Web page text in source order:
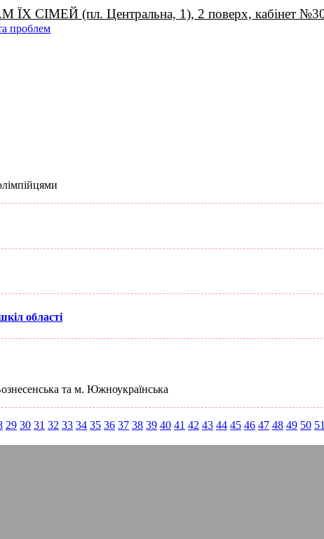
(пл. Центральна, 1), 2 поверх, кабінет №30
проблем
області
та м. Южноукраїнська
29 30 31 32 33 34 35 36 37 38 39 40 41 42 43 44 45 46 47 48 49 50 51